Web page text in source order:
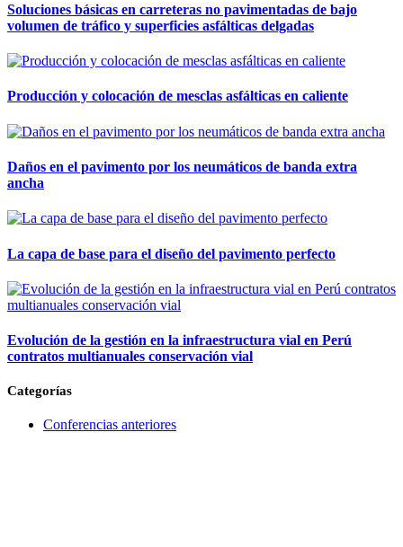
Soluciones básicas en carreteras no pavimentadas de bajo
volumen de tráfico y superficies asfálticas delgadas
Producción y colocación de mesclas asfálticas en caliente
Daños en el pavimento por los neumáticos de banda extra
ancha
La capa de base para el diseño del pavimento perfecto
Evolución de la gestión en la infraestructura vial en Perú
contratos multianuales conservación vial
Categorías
Conferencias anteriores